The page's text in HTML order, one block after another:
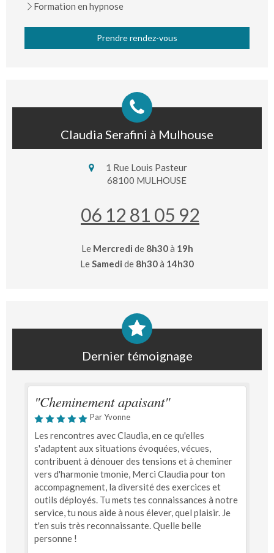
Formation en hypnose
Prendre rendez-vous
Claudia Serafini à Mulhouse
1 Rue Louis Pasteur
68100 MULHOUSE
06 12 81 05 92
Le Mercredi de 8h30à 19h
LeSamedi de 8h30à 14h30
Dernier témoignage
"Cheminement apaisant"
Par Yvonne
Les rencontres avec Claudia, en ce qu'elles
s'adaptent aux situations évoquées, vécues,
contribuent à dénouer des tensions et à cheminer
vers d'harmonie tmonie, Merci Claudia pour ton
accompagnement, la diversité des exercices et
outils déployés. Tu mets tes connaissances à notre
service, tu nous aide à nous élever, quel plaisir. Je
t'en suis très reconnaissante. Quelle belle
personne !